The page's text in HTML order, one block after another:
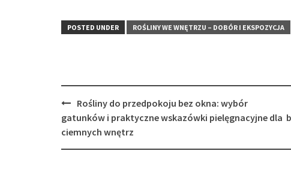
POSTED UNDER ROŚLINY WE WNĘTRZU – DOBÓR I EKSPOZYCJA
Post
navigation
Rośliny do przedpokoju bez okna: wybór
gatunków i praktyczne wskazówki pielęgnacyjne dla
ciemnych wnętrz